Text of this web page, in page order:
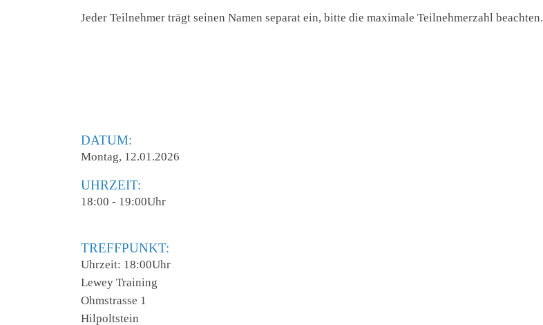
Jeder Teilnehmer trägt seinen Namen separat ein, bitte die maximale Teilnehmerzahl beachten.
DATUM:
Montag, 12.01.2026
UHRZEIT:
18:00 - 19:00Uhr
TREFFPUNKT:
Uhrzeit: 18:00Uhr
Lewey Training
Ohmstrasse 1
Hilpoltstein